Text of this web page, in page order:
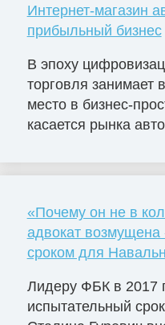
Интернет-магазин
прибыльный бизнес
В эпоху
торговля занимает
место в бизнес-
касается рынка
«Почему он не в
адвокат
сроком для
Лидеру ФБК в 2017
испытательный